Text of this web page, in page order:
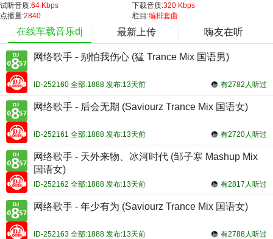
试听音质:64 Kbps 下载音质:320 Kbps
点播量:2840 栏目:编排套曲
在线车载音乐dj 最新上传 嗨友在听
网络歌手 - 别怕我伤心 (猛 Trance Mix 国语男)
有2782人听过
ID-252160 全部:1888 发布:13天前
网络歌手 - 后会无期 (Saviourz Trance Mix 国语女)
有2720人听过
ID-252161 全部:1888 发布:13天前
网络歌手 - 天外来物、冰河时代 (邹子寒 Mashup Mix
国语女)
有2817人听过
ID-252162 全部:1888 发布:13天前
网络歌手 - 年少有为 (Saviourz Trance Mix 国语女)
有2788人听过
ID-252163 全部:1888 发布:13天前